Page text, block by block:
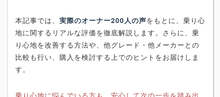
本記事では、 実際のオーナー200人の声をもとに、乗り心
地に関するリアルな評価を徹底解説します。さらに、乗
り心地を改善する方法や、他グレード・他メーカーとの
比較も行い、購入を検討する上でのヒントをお届けしま
す。